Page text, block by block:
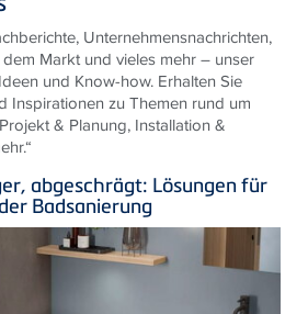
Unternehmensnachrichten,
Markt und vieles mehr – unser
und Know-how. Erhalten Sie
Inspirationen zu Themen rund um
& Planung, Installation &
abgeschrägt: Lösungen für
Badsanierung